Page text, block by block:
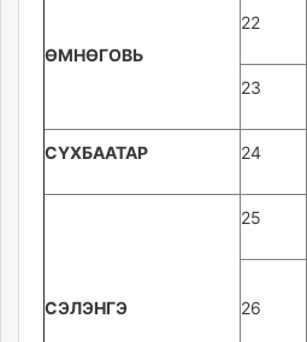
ӨМНӨГОВЬ
22
23
СҮХБААТАР 24
СЭЛЭНГЭ
25
26